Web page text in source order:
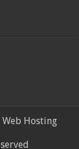
Web Hosting